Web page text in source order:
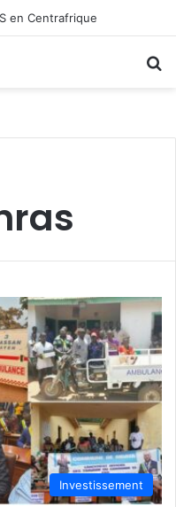
en Centrafrique
Investissement